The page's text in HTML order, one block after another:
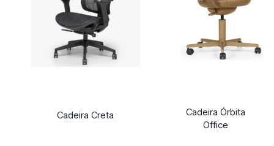
Cadeira Creta
Cadeira Órbita
Office